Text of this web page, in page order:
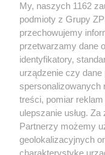
Żaden utwór
rozpowszechniany lub
tym także elektroniczny
eksploatacji w
Internecie bez pisemnej
wykorzystanie utworów w
tzn. bez właściwej zgody,
ścigane prawnie.
My, naszych 1162
podmioty z Grupy
przechowujemy
przetwarzamy dane
identyfikatory,
urządzenie czy dane
spersonalizowanych
treści, pomiar
ulepszanie usług.
Partnerzy możemy
geolokalizacyjnych
charakterystykę